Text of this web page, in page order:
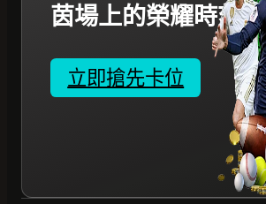
茵場上的榮耀時刻。
立即搶先卡位